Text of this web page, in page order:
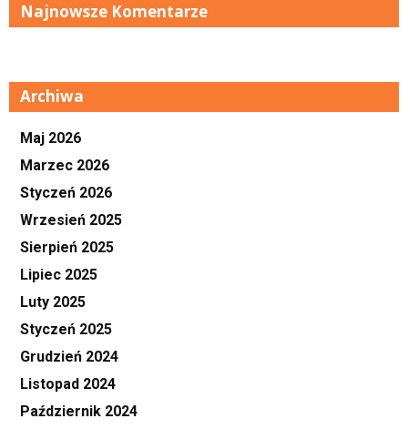
Najnowsze Komentarze
Archiwa
Maj 2026
Marzec 2026
Styczeń 2026
Wrzesień 2025
Sierpień 2025
Lipiec 2025
Luty 2025
Styczeń 2025
Grudzień 2024
Listopad 2024
Październik 2024